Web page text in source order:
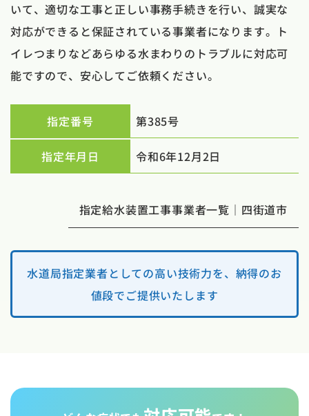
いて、適切な工事と正しい事務手続きを行い、誠実な
対応ができると保証されている事業者になります。ト
イレつまりなどあらゆる水まわりのトラブルに対応可
能ですので、安心してご依頼ください。
指定番号 第385号
指定年月日 令和6年12月2日
指定給水装置工事事業者一覧｜四街道市
水道局指定業者としての高い技術力を、納得のお
値段でご提供いたします